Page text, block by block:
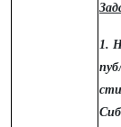
1.